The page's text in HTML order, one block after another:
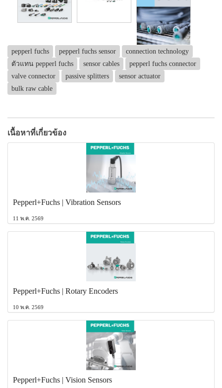
pepperl fuchs pepperl fuchs sensor
connection technology
ตัวแทน pepperl fuchs
sensor cables
pepperl fuchs connector
valve connector
passive splitters
sensor actuator
bulk raw cable
เนื้อหาที่เกี่ยวข้อง
Pepperl+Fuchs | Vibration Sensors
11 พ.ค. 2569
Pepperl+Fuchs | Rotary Encoders
10 พ.ค. 2569
Pepperl+Fuchs | Vision Sensors